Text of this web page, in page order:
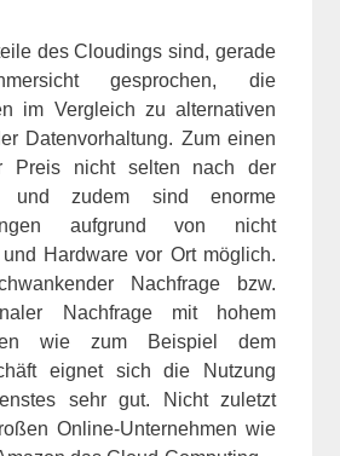
des Cloudings sind, gerade
gesprochen, die
im Vergleich zu alternativen
Datenvorhaltung. Zum einen
Preis nicht selten nach der
und zudem sind enorme
aufgrund von nicht
Hardware vor Ort möglich.
Nachfrage bzw.
Nachfrage mit hohem
wie zum Beispiel dem
eignet sich die Nutzung
sehr gut. Nicht zuletzt
Online-Unternehmen wie